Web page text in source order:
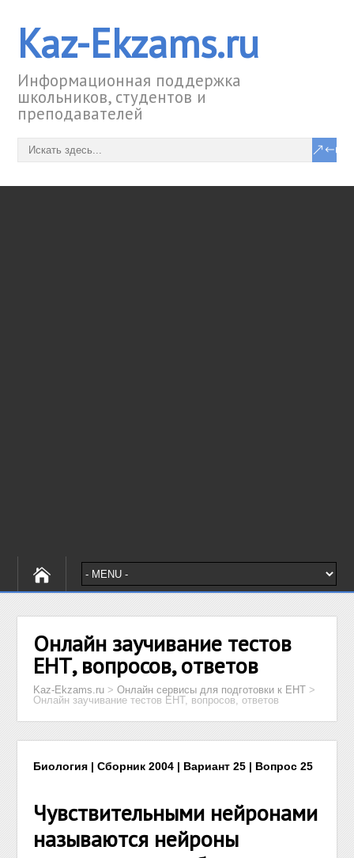
Kaz-Ekzams.ru
Информационная поддержка
школьников, студентов и
преподавателей
Онлайн заучивание тестов
ЕНТ, вопросов, ответов
Kaz-Ekzams.ru >Онлайн сервисы для подготовки к ЕНТ >
Онлайн заучивание тестов ЕНТ, вопросов, ответов
Биология | Сборник 2004 | Вариант 25 | Вопрос 25
Чувствительными нейронами
называются нейроны